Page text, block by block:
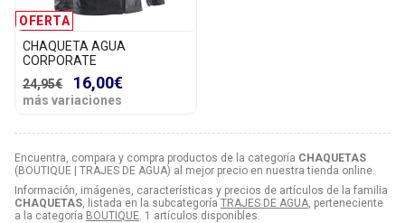
Encuentra, compara y compra productos de la categoría CHAQUETAS
(BOUTIQUE | TRAJES DE AGUA) al mejor precio en nuestra tienda online.
Información, imágenes, características y precios de artículos de la familia
CHAQUETAS, listada en la subcategoría TRAJES DE AGUA, perteneciente
a la categoría BOUTIQUE. 1 artículos disponibles.
OFERTA
CHAQUETA AGUA
CORPORATE
24,95€
16,00€
más variaciones